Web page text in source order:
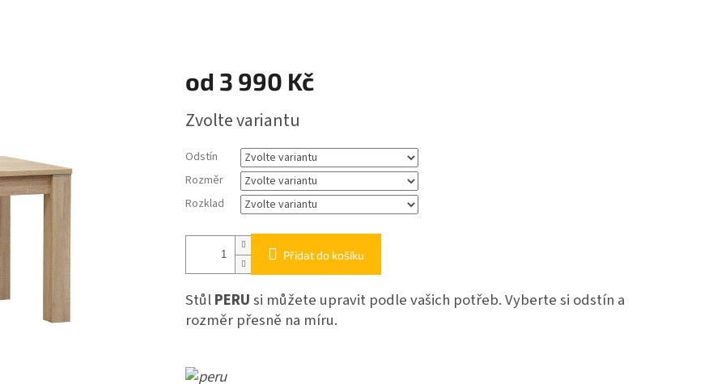
od 3 990 Kč
cena:
Zvolte variantu
Odstín
Rozměr
Rozklad
Přidat do košíku
StůlPERUsi můžete upravit podle vašich potřeb. Vyberte si odstín a
rozměr přesně na míru.